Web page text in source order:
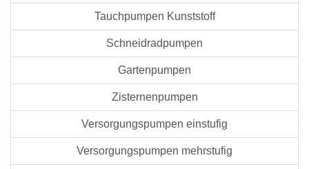
Tauchpumpen Kunststoff
Schneidradpumpen
Gartenpumpen
Zisternenpumpen
Versorgungspumpen einstufig
Versorgungspumpen mehrstufig